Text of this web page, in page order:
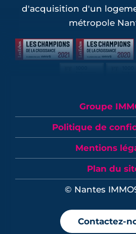
d'acquisition d'un
métropole
Groupe
Politique de
Mentions
Plan du
© Nantes
Contactez-